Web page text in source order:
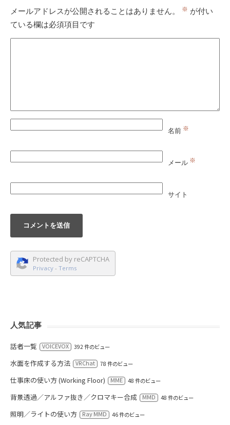
メールアドレスが公開されることはありません。 ※ が付い
ている欄は必須項目です
名前 ※
メール ※
サイト
Protected by reCAPTCHA
Privacy - Terms
人気記事
話者一覧 VOICEVOX 392 件のビュー
水面を作成する方法 VRChat 78 件のビュー
仕事床の使い方 (Working Floor) MME 48 件のビュー
背景透過／アルファ抜き／クロマキー合成 MMD 48 件のビュー
照明／ライトの使い方 Ray MMD 46 件のビュー